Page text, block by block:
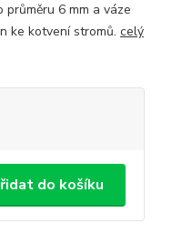
průměru 6 mm a váze
ke kotvení stromů. celý
do košíku